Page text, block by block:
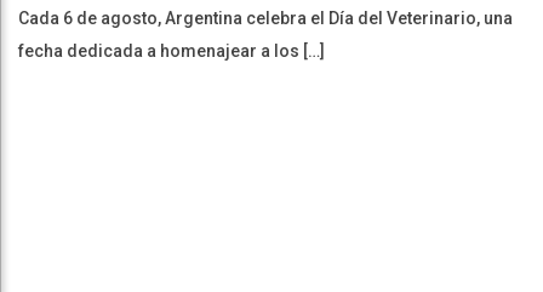
Cada 6 de agosto, Argentina celebra el Día del Veterinario, una
fecha dedicada a homenajear a los […]